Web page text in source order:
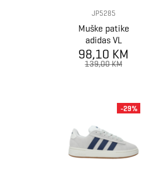
JP5285
Muške patike
adidas VL
COURT 3.0
98,10 KM
139,00 KM
-29%